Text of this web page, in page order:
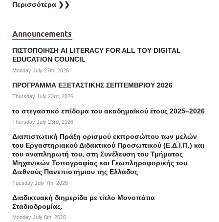
Περισσότερα ❯❯
Announcements
ΠΙΣΤΟΠΟΙΗΣΗ AI LITERACY FOR ALL ΤΟΥ DIGITAL
EDUCATION COUNCIL
Monday July 27th, 2026
ΠΡΟΓΡΑΜΜΑ ΕΞΕΤΑΣΤΙΚΗΣ ΣΕΠΤΕΜΒΡΙΟΥ 2026
Thursday July 23rd, 2026
το στεγαστικό επίδομα του ακαδημαϊκού έτους 2025–2026
Thursday July 23rd, 2026
Διαπιστωτική Πράξη ορισμού εκπροσώπου των μελών
του Εργαστηριακού Διδακτικού Προσωπικού (Ε.Δ.Ι.Π.) και
του αναπληρωτή του, στη Συνέλευση του Τμήματος
Μηχανικών Τοπογραφίας και Γεωπληροφορικής του
Διεθνούς Πανεπιστήμιου της Ελλάδος
Tuesday July 7th, 2026
Διαδικτυακή διημερίδα με τίτλο Μονοπάτια
Σταδιοδρομίας.
Monday July 6th, 2026